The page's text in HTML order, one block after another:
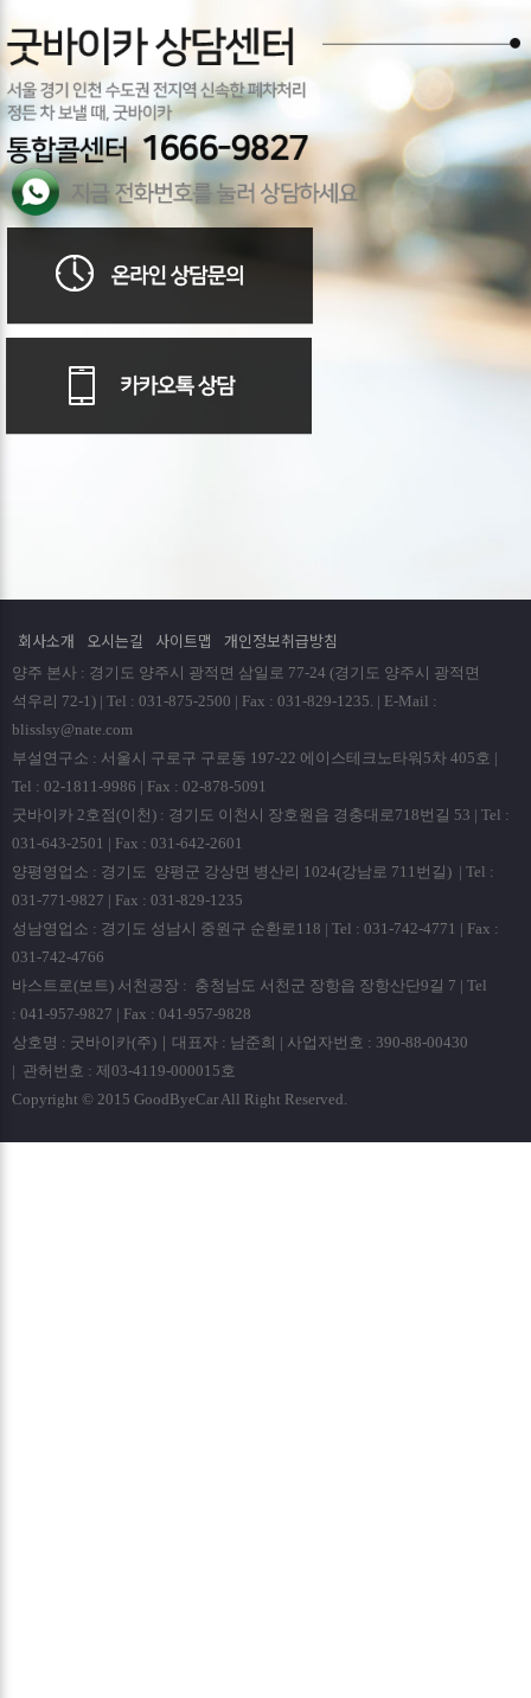
회사소개 오시는길 사이트맵 개인정보취급방침
양주 본사 : 경기도 양주시 광적면 삼일로 77-24 (경기도 양주시 광적면
석우리 72-1) | Tel : 031-875-2500 | Fax : 031-829-1235. | E-Mail :
blisslsy@nate.com
부설연구소 : 서울시 구로구 구로동 197-22 에이스테크노타워5차 405호 |
Tel : 02-1811-9986 | Fax : 02-878-5091
굿바이카 2호점(이천) : 경기도 이천시 장호원읍 경충대로718번길 53 | Tel :
031-643-2501 | Fax : 031-642-2601
양평영업소 : 경기도 양평군 강상면 병산리 1024(강남로 711번길) | Tel :
031-771-9827 | Fax : 031-829-1235
성남영업소 : 경기도 성남시 중원구 순환로118 | Tel : 031-742-4771 | Fax :
031-742-4766
바스트로(보트) 서천공장 : 충청남도 서천군 장항읍 장항산단9길 7 | Tel
: 041-957-9827 | Fax : 041-957-9828
상호명 : 굿바이카(주)｜대표자 : 남준희 | 사업자번호 : 390-88-00430
| 관허번호 : 제03-4119-000015호
Copyright © 2015 GoodByeCar All Right Reserved.